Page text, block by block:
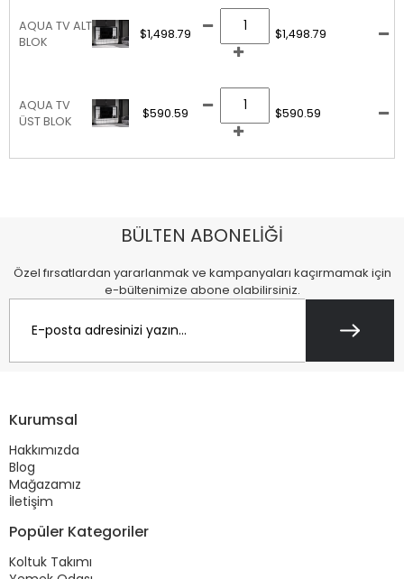
AQUA TV ALT
BLOK
$1,498.79 $1,498.79
AQUA TV
ÜST BLOK
$590.59 $590.59
BÜLTEN ABONELİĞİ
Özel fırsatlardan yararlanmak ve kampanyaları kaçırmamak için
e-bültenimize abone olabilirsiniz.
Kurumsal
Hakkımızda
Blog
Mağazamız
İletişim
Popüler Kategoriler
Koltuk Takımı